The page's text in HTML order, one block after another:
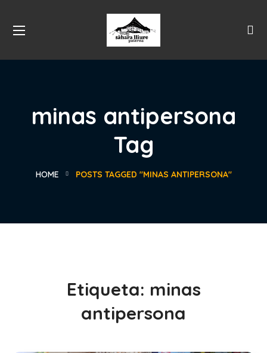
minas antipersona
Tag
HOME POSTS TAGGED "MINAS ANTIPERSONA"
Etiqueta: minas
antipersona